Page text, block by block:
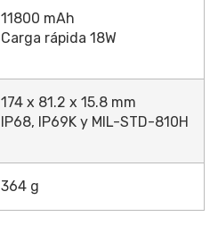
11800 mAh
Carga rápida 18W
174 x 81.2 x 15.8 mm
IP68, IP69K y MIL-STD-810H
364 g